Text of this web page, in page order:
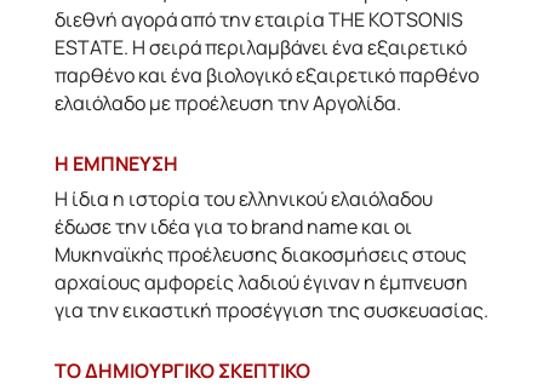
διεθνή αγορά από την εταιρία THE KOTSONIS
ESTATE. Η σειρά περιλαμβάνει ένα εξαιρετικό
παρθένο και ένα βιολογικό εξαιρετικό παρθένο
ελαιόλαδο με προέλευση την Αργολίδα.
H ΕΜΠΝΕΥΣΗ
Η ίδια η ιστορία του ελληνικού ελαιόλαδου
έδωσε την ιδέα για το brand name και οι
Μυκηναϊκής προέλευσης διακοσμήσεις στους
αρχαίους αμφορείς λαδιού έγιναν η έμπνευση
για την εικαστική προσέγγιση της συσκευασίας.
ΤΟ ΔΗΜΙΟΥΡΓΙΚΟ ΣΚΕΠΤΙΚΟ